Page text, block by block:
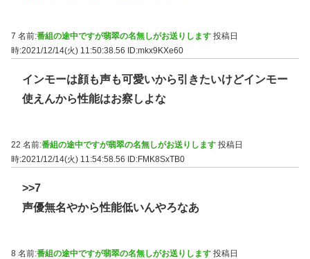
7 名前:番組の途中ですが翡翠の名無しがお送りします 投稿日
時:2021/12/14(火) 11:50:38.56
ID:mkx9KXe60
インモーは顔も声も可愛いから引きたいけどインモー
使えんから性能はお察しよな
22 名前:番組の途中ですが翡翠の名無しがお送りします 投稿日
時:2021/12/14(火) 11:54:58.56
ID:FMK8SxTB0
>>7
声優無名やから性能低いんやろなあ
8 名前:番組の途中ですが翡翠の名無しがお送りします 投稿日